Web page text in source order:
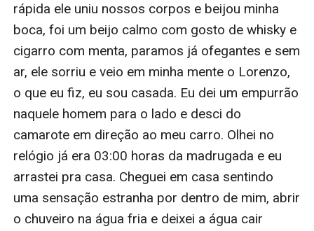
rápida ele uniu nossos corpos e beijou minha
boca, foi um beijo calmo com gosto de whisky e
cigarro com menta, paramos já ofegantes e sem
ar, ele sorriu e veio em minha mente o Lorenzo,
o que eu fiz, eu sou casada. Eu dei um empurrão
naquele homem para o lado e desci do
camarote em direção ao meu carro. Olhei no
relógio já era 03:00 horas da madrugada e eu
arrastei pra casa. Cheguei em casa sentindo
uma sensação estranha por dentro de mim, abrir
o chuveiro na água fria e deixei a água cair